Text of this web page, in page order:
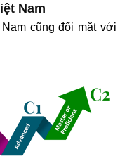
Nam
cũng đối mặt với